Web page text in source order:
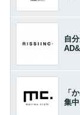
自
「
集中